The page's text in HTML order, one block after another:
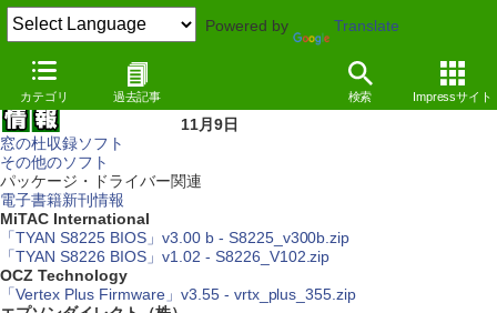
Powered by Translate
カテゴリ 過去記事 検索 Impressサイト
11月9日
窓の杜収録ソフト
その他のソフト
パッケージ・ドライバー関連
電子書籍新刊情報
MiTAC International
「TYAN S8225 BIOS」v3.00 b - S8225_v300b.zip
「TYAN S8226 BIOS」v1.02 - S8226_V102.zip
OCZ Technology
「Vertex Plus Firmware」v3.55 - vrtx_plus_355.zip